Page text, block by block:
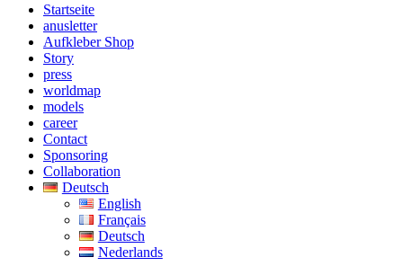
Startseite
anusletter
Aufkleber Shop
Story
press
worldmap
models
career
Contact
Sponsoring
Collaboration
Deutsch
English
Français
Deutsch
Nederlands